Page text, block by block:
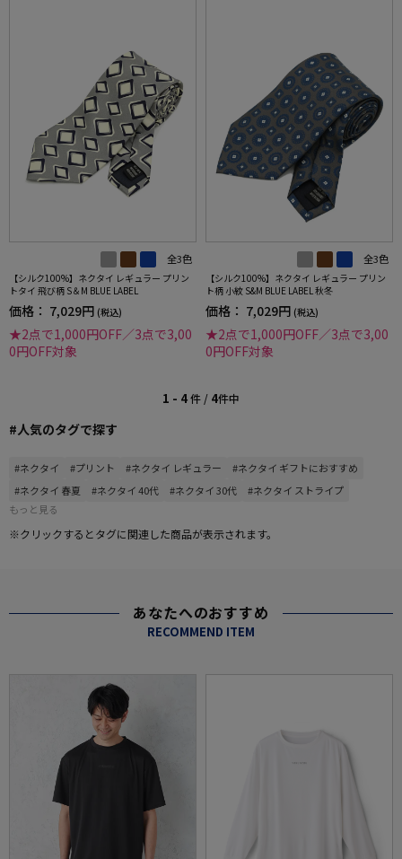
全3色
【シルク100%】ネクタイ レギュラー プリン
トタイ 飛び柄 S＆M BLUE LABEL
価格： 7,029円 (税込)
★2点で1,000円OFF／3点で3,00
0円OFF対象
全3色
【シルク100%】ネクタイ レギュラー プリン
ト柄 小紋 S&M BLUE LABEL 秋冬
価格： 7,029円 (税込)
★2点で1,000円OFF／3点で3,00
0円OFF対象
1 - 4件 / 4件中
#人気のタグで探す
#ネクタイ #プリント #ネクタイ レギュラー
#ネクタイ ギフトにおすすめ
#ネクタイ 春夏
#ネクタイ 40代 #ネクタイ 30代
#ネクタイ ストライプ
もっと見る
※クリックするとタグに関連した商品が表示されます。
あなたへのおすすめ
RECOMMEND ITEM